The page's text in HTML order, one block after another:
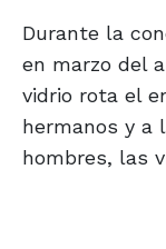
Durante la
en marzo del
vidrio rota el
hermanos y a
hombres, las